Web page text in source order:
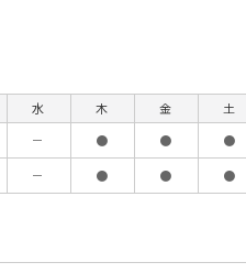
水 木 金 土
－ ● ● ●
－ ● ● ●